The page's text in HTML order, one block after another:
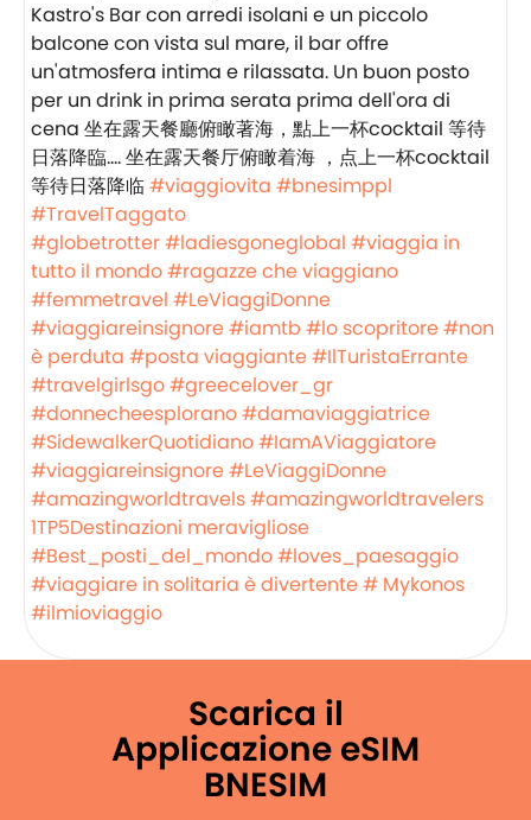
Kastro's Bar con arredi isolani e un piccolo
balcone con vista sul mare, il bar offre
un'atmosfera intima e rilassata. Un buon posto
per un drink in prima serata prima dell'ora di
cena 坐在露天餐廳俯瞰著海，點上一杯cocktail 等待
日落降臨…. 坐在露天餐厅俯瞰着海 ，点上一杯cocktail
等待日落降临 #viaggiovita #bnesimppl
#TravelTaggato
#globetrotter#ladiesgoneglobal #viaggia in
tutto il mondo#ragazze che viaggiano
#femmetravel #LeViaggiDonne
#viaggiareinsignore#iamtb #lo scopritore#non
è perduta #posta viaggiante#IlTuristaErrante
#travelgirlsgo#greecelover_gr
#donnecheesplorano#damaviaggiatrice
#SidewalkerQuotidiano#IamAViaggiatore
#viaggiareinsignore#LeViaggiDonne
#amazingworldtravels#amazingworldtravelers
1TP5Destinazioni meravigliose
#Best_posti_del_mondo#loves_paesaggio
#viaggiare in solitaria è divertente# Mykonos
#ilmioviaggio
Scarica il
Applicazione eSIM
BNESIM